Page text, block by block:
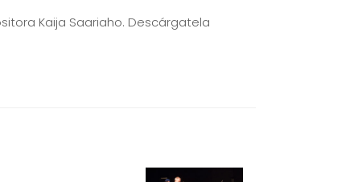
Kaija Saariaho. Descárgatela